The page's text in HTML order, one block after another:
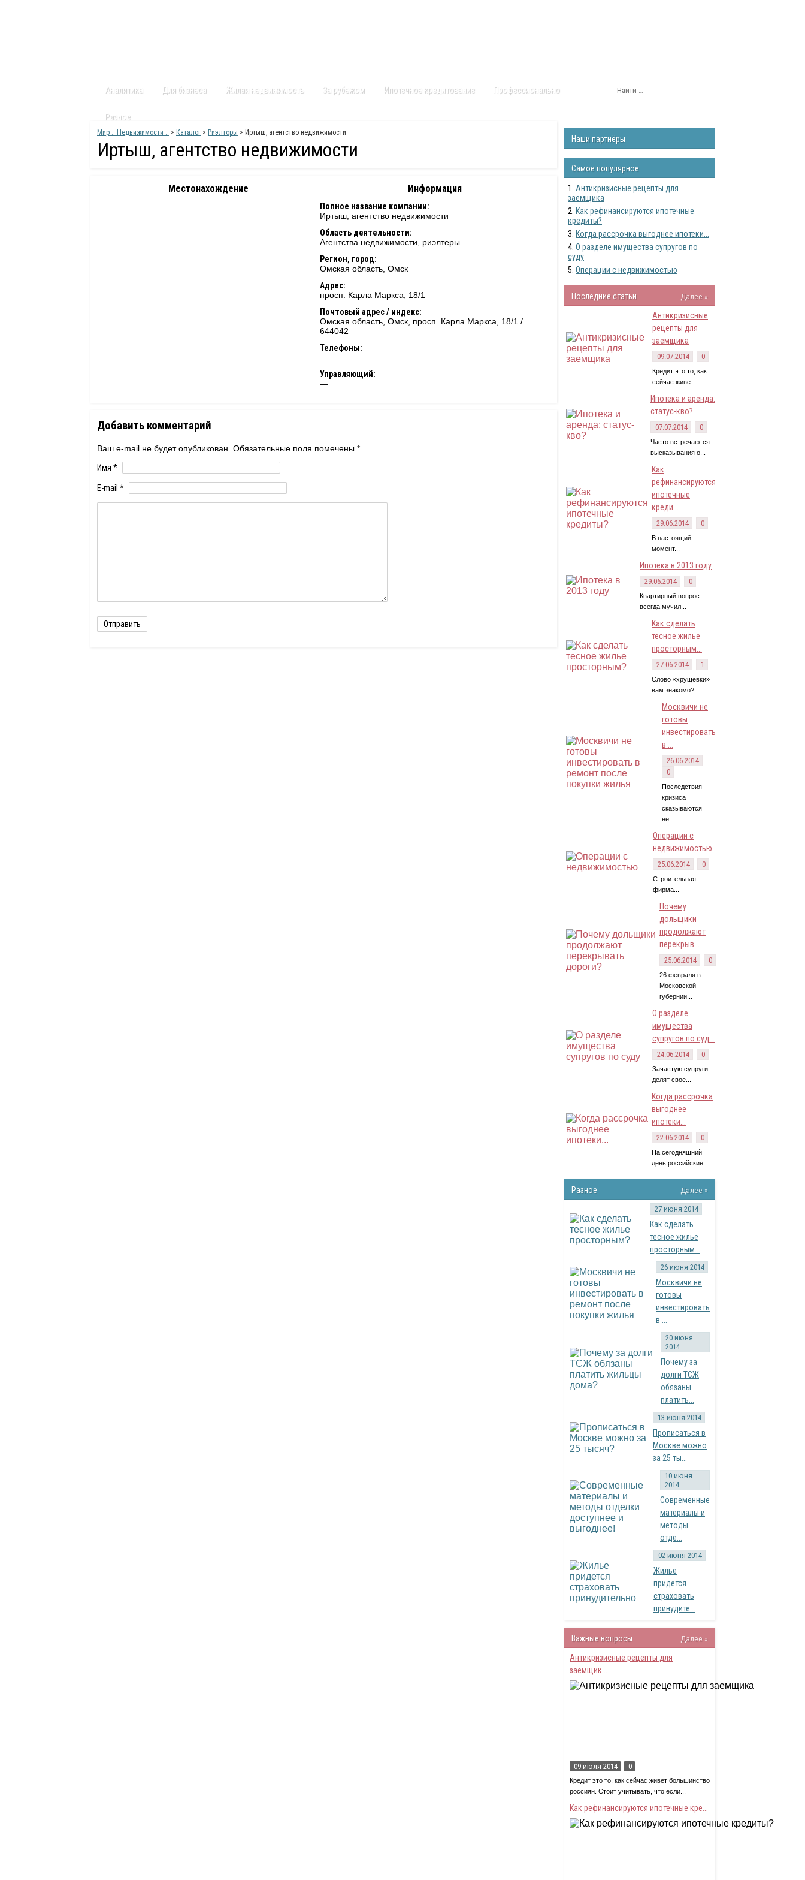
Аналитика Для бизнеса Жилая недвижимость За рубежом Ипотечное кредитование Профессионально
Разное
Мир :: Недвижимости :: > Каталог> Риэлторы > Иртыш, агентство недвижимости
Иртыш, агентство недвижимости
Местонахождение Информация
Полное название компании:
Иртыш, агентство недвижимости
Область деятельности:
Агентства недвижимости, риэлтеры
Регион, город:
Омская область Омск
Адрес:
просп. Карла Маркса, 18/1
Почтовый адрес / индекс:
Омская область, Омск, просп. Карла Маркса, 18/1 /
644042
Телефоны:
—
Управляющий:
—
Добавить комментарий
Ваш e-mail не будет опубликован. Обязательные поля помечены *
Имя *
E-mail *
Наши партнёры
Самое популярное
Антикризисные рецепты для
заемщика
Как рефинансируются ипотечные
кредиты?
Когда рассрочка выгоднее ипотеки...
О разделе имущества супругов по
суду
Операции с недвижимостью
Последние статьи
Далее »
Антикризисные
рецепты для
заемщика
09.07.2014 0
Кредит это то, как
сейчас живет...
Ипотека и аренда:
статус-кво?
07.07.2014 0
Часто встречаются
высказывания о...
Как
рефинансируются
ипотечные
креди...
29.06.2014 0
В настоящий
момент...
Ипотека в 2013 году
29.06.2014 0
Квартирный вопрос
всегда мучил...
Как сделать
тесное жилье
просторным...
27.06.2014 1
Слово «хрущёвки»
вам знакомо?
Москвичи не
готовы
инвестировать
в ...
26.06.2014
0
Последствия
кризиса
сказываются
не...
Операции с
недвижимостью
25.06.2014 0
Строительная
фирма...
Почему
дольщики
продолжают
перекрыв...
25.06.2014 0
26 февраля в
Московской
губернии...
О разделе
имущества
супругов по суд...
24.06.2014 0
Зачастую супруги
делят свое...
Когда рассрочка
выгоднее
ипотеки...
22.06.2014 0
На сегодняшний
день российские...
Разное Далее »
27 июня 2014
Как сделать
тесное жилье
просторным...
26 июня 2014
Москвичи не
готовы
инвестировать
в ...
20 июня
2014
Почему за
долги ТСЖ
обязаны
платить...
13 июня 2014
Прописаться в
Москве можно
за 25 ты...
10 июня
2014
Современные
материалы и
методы
отде...
02 июня 2014
Жилье
придется
страховать
принудите...
Важные вопросы
Далее »
Антикризисные рецепты для
заемщик...
09 июля 2014 0
Кредит это то, как сейчас живет большинство
россиян. Стоит учитывать, что если...
Как рефинансируются ипотечные кре...